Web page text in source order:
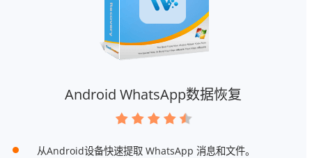
Android WhatsApp数据恢复
从Android设备快速提取 WhatsApp 消息和文件。